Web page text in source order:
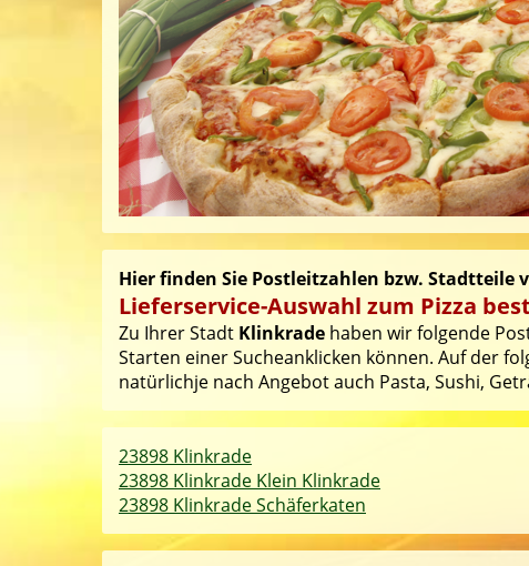
Hier finden Sie Postleitzahlen bzw. Stadtteile
Lieferservice-Auswahl zum Pizza
Zu Ihrer Stadt Klinkrade haben wir folgende
Starten einer Sucheanklicken können. Auf der
natürlichje nach Angebot auch Pasta, Sushi,
23898 Klinkrade
23898 Klinkrade Klein Klinkrade
23898 Klinkrade Schäferkaten